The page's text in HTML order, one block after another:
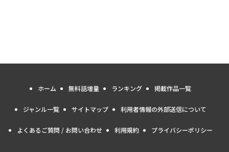
ホーム 無料話増量 ランキング 掲載作品一覧
ジャンル一覧 サイトマップ 利用者情報の外部送信について
よくあるご質問 / お問い合わせ 利用規約 プライバシーポリシー